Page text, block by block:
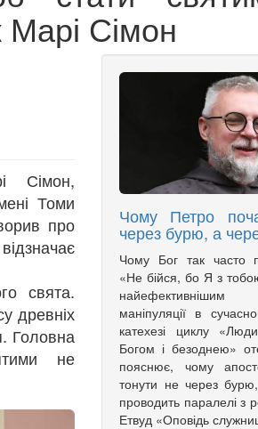
Марі Сімон
Сімон,
Томи
про
свята.
древніх
Головна
не
Чому Петро
через бурю, а
Чому Бог так часто
«Не бійся, бо Я з
найефективнішим
маніпуляції в
катехезі циклу
Богом і безоднею»
пояснює, чому
тонути не через
проводить паралелі з
Етвуд «Оповідь